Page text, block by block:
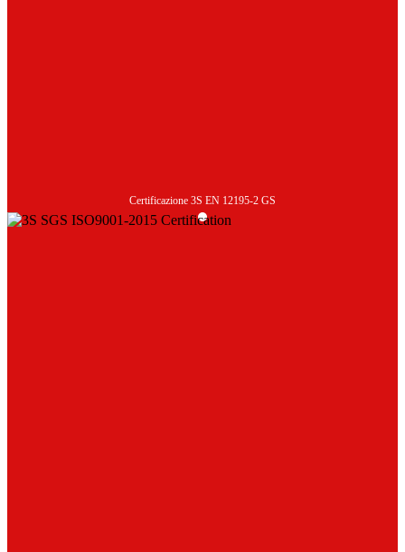
Certificazione 3S EN 12195-2 GS